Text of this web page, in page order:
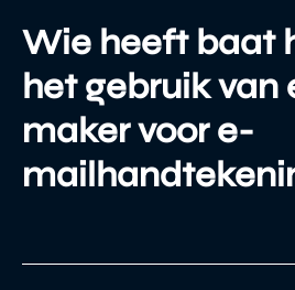
Wie heeft baat
het gebruik van
maker voor e-